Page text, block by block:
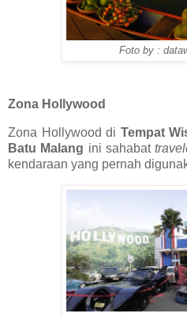
Foto by :
Zona Hollywood
Zona Hollywood di Tempat
Batu Malang ini sahabat
kendaraan yang pernah